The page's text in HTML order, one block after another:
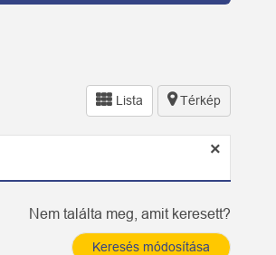
Térkép
Lista
×
Nem találta meg, amit keresett?
Keresés módosítása